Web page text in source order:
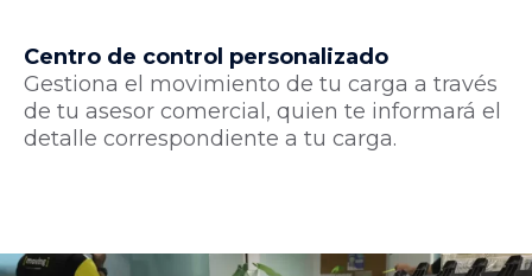
Centro de control personalizado
Gestiona el movimiento de tu carga a través
de tu asesor comercial, quien te informará el
detalle correspondiente a tu carga.